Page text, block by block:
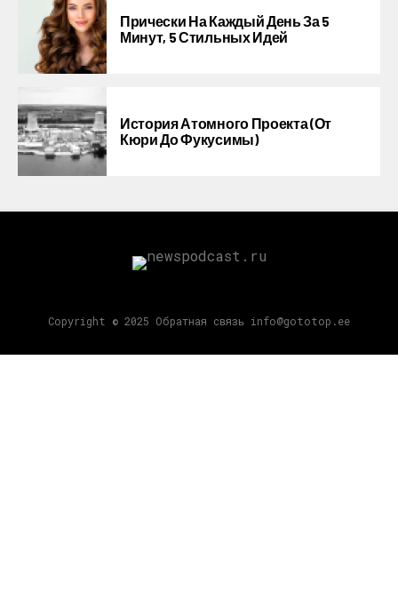
Прически На Каждый День За 5
Минут, 5 Стильных Идей
История Атомного Проекта (от
Кюри До Фукусимы)
Copyright © 2025 Обратная связь info@gototop.ee